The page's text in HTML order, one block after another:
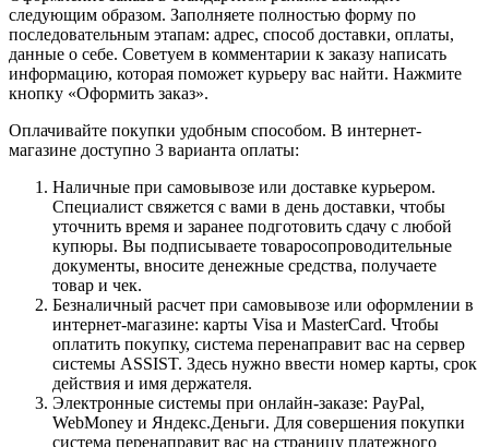
следующим образом. Заполняете полностью форму по
последовательным этапам: адрес, способ доставки, оплаты,
данные о себе. Советуем в комментарии к заказу написать
информацию, которая поможет курьеру вас найти. Нажмите
кнопку «Оформить заказ».
Оплачивайте покупки удобным способом. В интернет-
магазине доступно 3 варианта оплаты:
Наличные при самовывозе или доставке курьером.
Специалист свяжется с вами в день доставки, чтобы
уточнить время и заранее подготовить сдачу с любой
купюры. Вы подписываете товаросопроводительные
документы, вносите денежные средства, получаете
товар и чек.
Безналичный расчет при самовывозе или оформлении в
интернет-магазине: карты Visa и MasterCard. Чтобы
оплатить покупку, система перенаправит вас на сервер
системы ASSIST. Здесь нужно ввести номер карты, срок
действия и имя держателя.
Электронные системы при онлайн-заказе: PayPal,
WebMoney и Яндекс.Деньги. Для совершения покупки
система перенаправит вас на страницу платежного